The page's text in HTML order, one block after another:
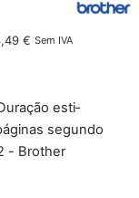
€ Sem IVA
es­ti­
se­gundo
- Brother